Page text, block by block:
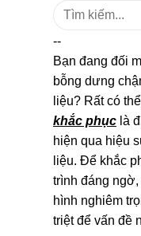
Tìm
--
Bạn đang đối
bỗng dưng
liệu? Rất có
khắc phục là
hiện qua hiệu
liệu. Để khắc
trình đáng
hình nghiêm
triệt để vấn đề